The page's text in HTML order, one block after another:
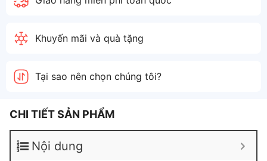
để soạn tin nhắn y như trên điện thoại)
đồng hồ
👍Tải được hình ảnh lưu về đồng hồ
Đếm bước chân, Theo dõi các môn thể thao
định vị vị trí
👍Cài mật khẩu cho đồng hồ
Khuyến mãi và quà tặng
Tại sao nên chọn chúng tôi?
CHI TIẾT SẢN PHẨM
Nội dung